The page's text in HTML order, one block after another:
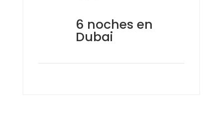
6 noches en
Dubai